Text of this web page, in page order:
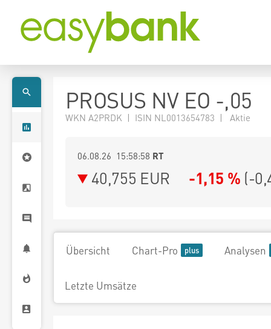
PROSUS NV EO -,05
WKN A2PRDK | ISIN NL0013654783 | Aktie
06.08.26 15:58:58 RT
40,755 EUR -1,15 % (-
Übersicht Chart-Pro Analysen
Letzte Umsätze